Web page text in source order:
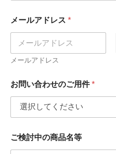
お
問
わ
内
容
お
い
わ
メールアドレス *
メールアドレス
お問い合わせのご用件*
ご検討中の商品名等